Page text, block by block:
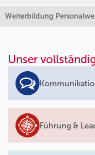
Weiterbildung
Unser
Führung &